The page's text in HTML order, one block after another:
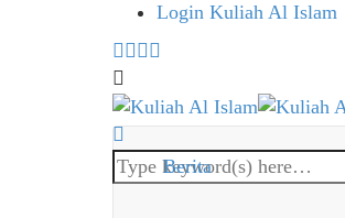
Login Kuliah Al Islam
Berita